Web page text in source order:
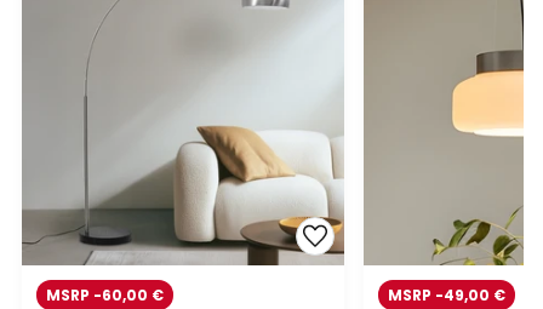
MSRP -60,00 € MSRP -49,00 €